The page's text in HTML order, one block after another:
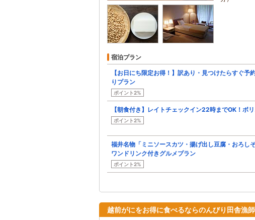
宿泊プラン
【お日にち限定お得！】訳あり・見つけたらすぐ予
りプラン
ポイント2%
【朝食付き】レイトチェックイン22時までOK！ボ
ポイント2%
福井名物「ミニソースカツ・揚げ出し豆腐・おろし
ワンドリンク付きグルメプラン
ポイント2%
越前がにをお得に食べるならのんびり田舎漁